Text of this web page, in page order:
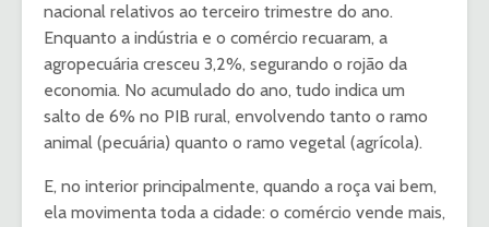
nacional relativos ao terceiro trimestre do ano.
Enquanto a indústria e o comércio recuaram, a
agropecuária cresceu 3,2%, segurando o rojão da
economia. No acumulado do ano, tudo indica um
salto de 6% no PIB rural, envolvendo tanto o ramo
animal (pecuária) quanto o ramo vegetal (agrícola).
E, no interior principalmente, quando a roça vai bem,
ela movimenta toda a cidade: o comércio vende mais,